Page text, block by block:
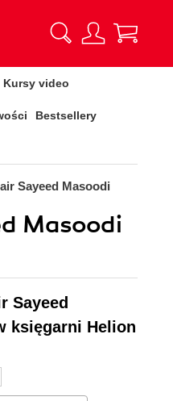
Kursy video
Bestsellery
Sayeed Masoodi
Masoodi
Sayeed
księgarni Helion